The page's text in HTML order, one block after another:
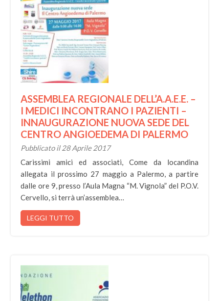
ASSEMBLEA REGIONALE DELL’A.A.E.E. –
I MEDICI INCONTRANO I PAZIENTI –
INNAUGURAZIONE NUOVA SEDE DEL
CENTRO ANGIOEDEMA DI PALERMO
Pubblicato il 28 Aprile 2017
Carissimi amici ed associati, Come da locandina
allegata il prossimo 27 maggio a Palermo, a partire
dalle ore 9, presso l’Aula Magna “M. Vignola” del P.O.V.
Cervello, si terrà un’assemblea…
LEGGI TUTTO